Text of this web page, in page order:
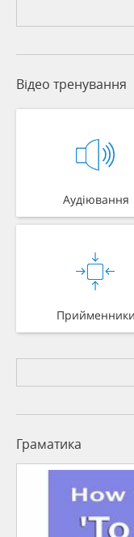
Відео тренування
Аудіювання
Прийменники
Граматика